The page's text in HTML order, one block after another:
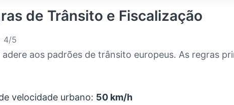
de Trânsito e Fiscalização
4/5
adere aos padrões de trânsito europeus. As regras
velocidade urbano: 50 km/h